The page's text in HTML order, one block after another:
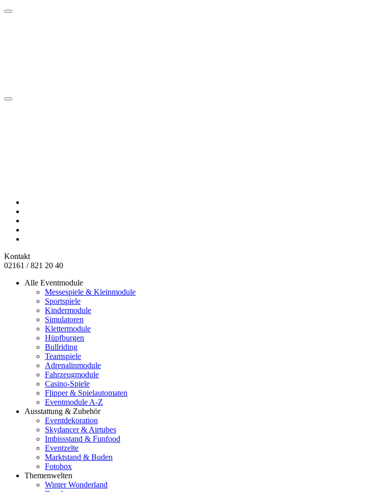
Kontakt
02161 / 821 20 40
Alle Eventmodule
Messespiele & Kleinmodule
Sportspiele
Kindermodule
Simulatoren
Klettermodule
Hüpfburgen
Bullriding
Teamspiele
Adrenalinmodule
Fahrzeugmodule
Casino-Spiele
Flipper & Spielautomaten
Eventmodule A-Z
Ausstattung & Zubehör
Eventdekoration
Skydancer & Airtubes
Imbissstand & Funfood
Eventzelte
Marktstand & Buden
Fotobox
Themenwelten
Winter Wonderland